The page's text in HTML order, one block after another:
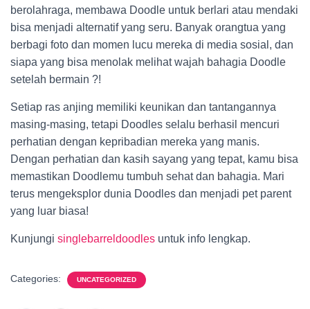
berolahraga, membawa Doodle untuk berlari atau mendaki
bisa menjadi alternatif yang seru. Banyak orangtua yang
berbagi foto dan momen lucu mereka di media sosial, dan
siapa yang bisa menolak melihat wajah bahagia Doodle
setelah bermain ?!
Setiap ras anjing memiliki keunikan dan tantangannya
masing-masing, tetapi Doodles selalu berhasil mencuri
perhatian dengan kepribadian mereka yang manis.
Dengan perhatian dan kasih sayang yang tepat, kamu bisa
memastikan Doodlemu tumbuh sehat dan bahagia. Mari
terus mengeksplor dunia Doodles dan menjadi pet parent
yang luar biasa!
Kunjungi singlebarreldoodles untuk info lengkap.
Categories: UNCATEGORIZED